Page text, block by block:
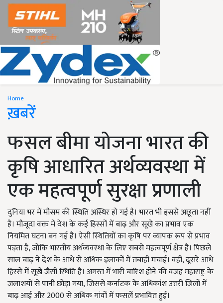
Home
ख़बरें
फसल बीमा योजना भारत की
कृषि आधारित अर्थव्यवस्था में
एक महत्वपूर्ण सुरक्षा प्रणाली
दुनिया भर में मौसम की स्थिति अस्थिर हो गई है। भारत भी इससे अछूता नहीं
है। मौजूदा वक्त में देश के कई हिस्सों में बाढ़ और सूखे का प्रभाव एक
नियमित घटना बन गई है। ऐसी स्थितियों का कृषि पर व्यापक रूप से प्रभाव
पड़ता है, जोकि भारतीय अर्थव्यवस्था के लिए सबसे महत्वपूर्ण क्षेत्र है। पिछले
साल बाढ़ ने देश के आधे से अधिक इलाकों में तबाही मचाई। वहीं, दूसरे आधे
हिस्से में सूखे जैसी स्थिति है। अगस्त में भारी बारिश होने की वजह महाराष्ट्र के
जलाशयों से पानी छोड़ा गया, जिससे कर्नाटक के अधिकांश उत्तरी जिलों में
बाढ़ आई और 2000 से अधिक गांवों में फसलें प्रभावित हुईं।